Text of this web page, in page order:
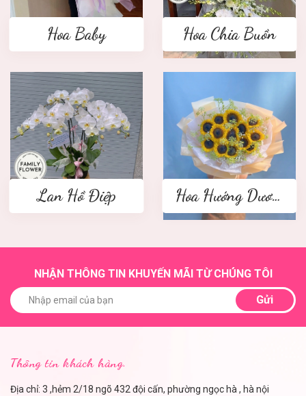
Hoa Baby Hoa Chia Buồn
Lan Hồ Điệp Hoa Hướng Dương
NHẬN THÔNG TIN KHUYẾN MÃI TỪ CHÚNG TÔI
Gửi
Thông tin khách hàng.
Địa chỉ: 3 ,hẻm 2/18 ngõ 432 đội cấn, phường ngọc hà , hà nội